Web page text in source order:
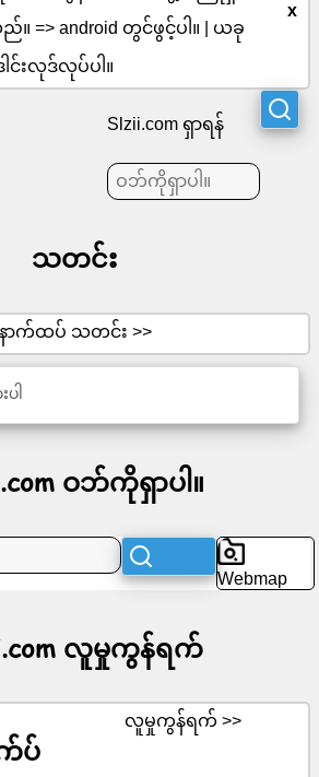
။ => android တွင်ဖွင့်ပါ။ ယခု
ါင်းလုဒ်လုပ်ပါ။
x
Slzii.com ရှာရန်
သတင်း
ာက်ထပ် သတင်း >>
ါ
ဝဘ်ကိုရှာပါ။
Webmap
လူမှုကွန်ရက်
ပ်
လူမှုကွန်ရက် >>